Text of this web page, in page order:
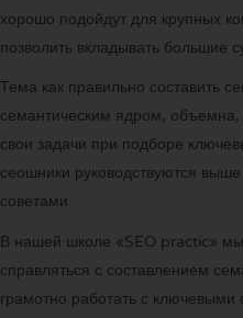
хорошо подойдут для крупных
позволить вкладывать большие
Тема как правильно составить
семантическим ядром, объемна,
свои задачи при подборе
сеошники руководствуются
советами.
В нашей школе «SEO practic»
справляться с составлением
грамотно работать с